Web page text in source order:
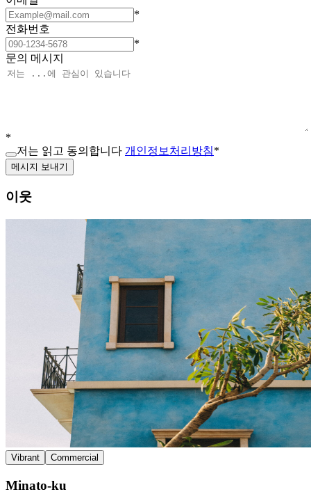
*
전화번호
*
문의 메시지
*
저는 읽고 동의합니다 개인정보처리방침*
메시지 보내기
이웃
Vibrant Commercial
Minato-ku